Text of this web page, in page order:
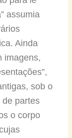
assumia
Ainda
imagens,
sob o
de partes
o corpo